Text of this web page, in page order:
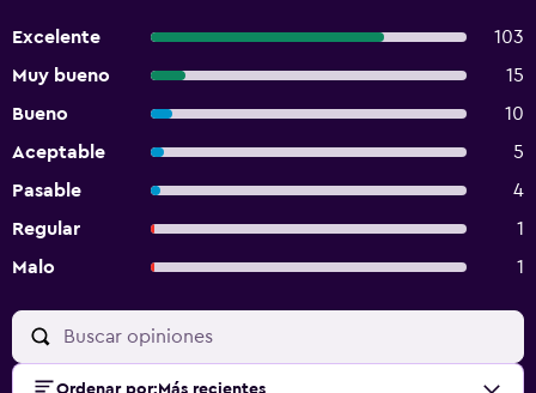
Excelente
103
Muy bueno
15
Bueno
10
Aceptable
5
Pasable
4
Regular
1
Malo
1
Ordenar por: Más recientes